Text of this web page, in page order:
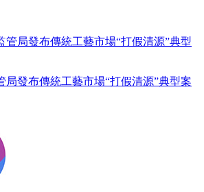
局發布傳統工藝市場“打假清源”典型案